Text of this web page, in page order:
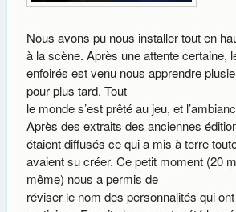
Nous avons pu nous installer tout en
à la scène. Après une attente certaine,
enfoirés est venu nous apprendre
pour plus tard. Tout
le monde s’est prêté au jeu, et
Après des extraits des anciennes
étaient diffusés ce qui a mis à terre
avaient su créer. Ce petit moment (20
même) nous a permis de
réviser le nom des personnalités qui ont